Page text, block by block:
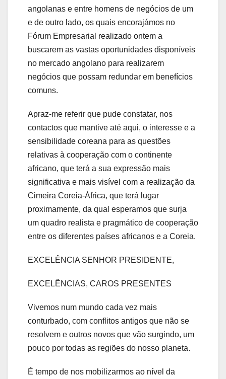
angolanas e entre homens de negócios de um
e de outro lado, os quais encorajámos no
Fórum Empresarial realizado ontem a
buscarem as vastas oportunidades disponíveis
no mercado angolano para realizarem
negócios que possam redundar em benefícios
comuns.
Apraz-me referir que pude constatar, nos
contactos que mantive até aqui, o interesse e a
sensibilidade coreana para as questões
relativas à cooperação com o continente
africano, que terá a sua expressão mais
significativa e mais visível com a realização da
Cimeira Coreia-África, que terá lugar
proximamente, da qual esperamos que surja
um quadro realista e pragmático de cooperação
entre os diferentes países africanos e a Coreia.
EXCELÊNCIA SENHOR PRESIDENTE,
EXCELÊNCIAS, CAROS PRESENTES
Vivemos num mundo cada vez mais
conturbado, com conflitos antigos que não se
resolvem e outros novos que vão surgindo, um
pouco por todas as regiões do nosso planeta.
É tempo de nos mobilizarmos ao nível da